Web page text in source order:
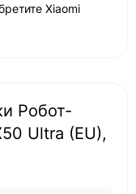
Xiaomi
Робот-
Ultra (EU),